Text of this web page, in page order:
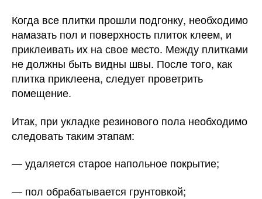
Когда все плитки прошли подгонку, необходимо
намазать пол и поверхность плиток клеем, и
приклеивать их на свое место. Между плитками
не должны быть видны швы. После того, как
плитка приклеена, следует проветрить
помещение.
Итак, при укладке резинового пола необходимо
следовать таким этапам:
— удаляется старое напольное покрытие;
— пол обрабатывается грунтовкой;